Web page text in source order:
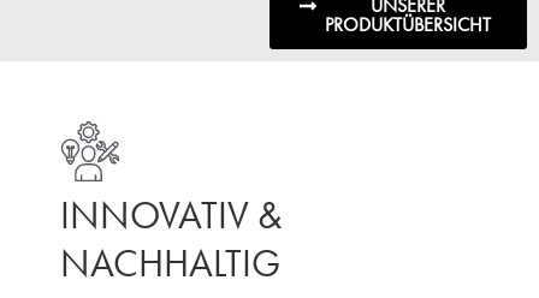
UNSERER
PRODUKTÜBERSICHT
INNOVATIV &
NACHHALTIG